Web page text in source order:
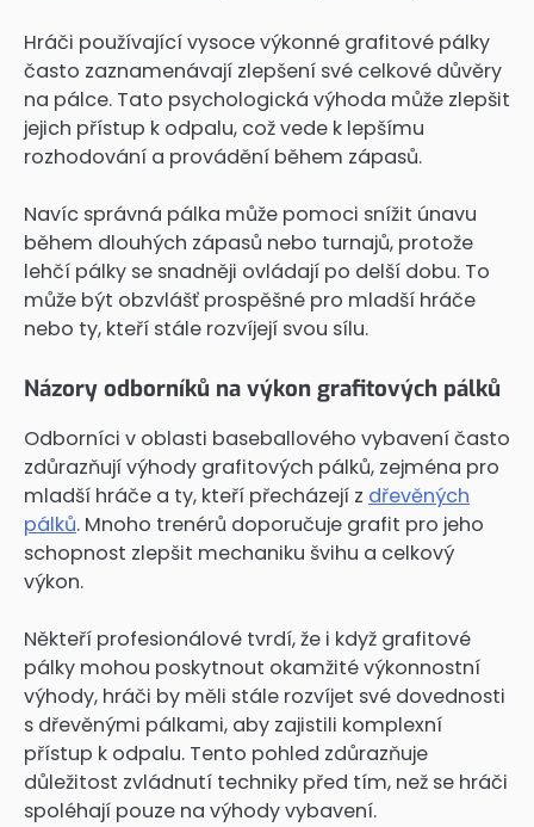
Hráči používající vysoce výkonné grafitové pálky
často zaznamenávají zlepšení své celkové důvěry
na pálce. Tato psychologická výhoda může zlepšit
jejich přístup k odpalu, což vede k lepšímu
rozhodování a provádění během zápasů.
Navíc správná pálka může pomoci snížit únavu
během dlouhých zápasů nebo turnajů, protože
lehčí pálky se snadněji ovládají po delší dobu. To
může být obzvlášť prospěšné pro mladší hráče
nebo ty, kteří stále rozvíjejí svou sílu.
Názory odborníků na výkon grafitových pálků
Odborníci v oblasti baseballového vybavení často
zdůrazňují výhody grafitových pálků, zejména pro
mladší hráče a ty, kteří přecházejí z dřevěných
pálků. Mnoho trenérů doporučuje grafit pro jeho
schopnost zlepšit mechaniku švihu a celkový
výkon.
Někteří profesionálové tvrdí, že i když grafitové
pálky mohou poskytnout okamžité výkonnostní
výhody, hráči by měli stále rozvíjet své dovednosti
s dřevěnými pálkami, aby zajistili komplexní
přístup k odpalu. Tento pohled zdůrazňuje
důležitost zvládnutí techniky před tím, než se hráči
spoléhají pouze na výhody vybavení.